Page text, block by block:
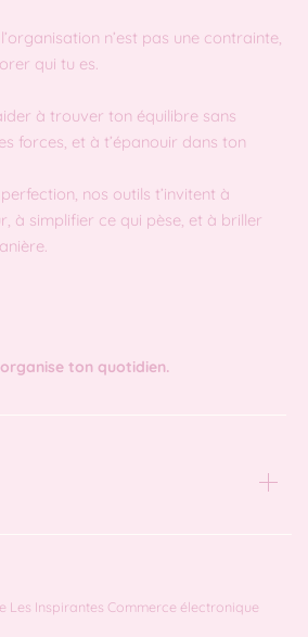
n’est pas une contrainte,
qui tu es.
à trouver ton équilibre sans
forces, et à t’épanouir dans ton
nos outils t’invitent à
à simplifier ce qui pèse, et à briller
ton quotidien.
Les Inspirantes Commerce électronique